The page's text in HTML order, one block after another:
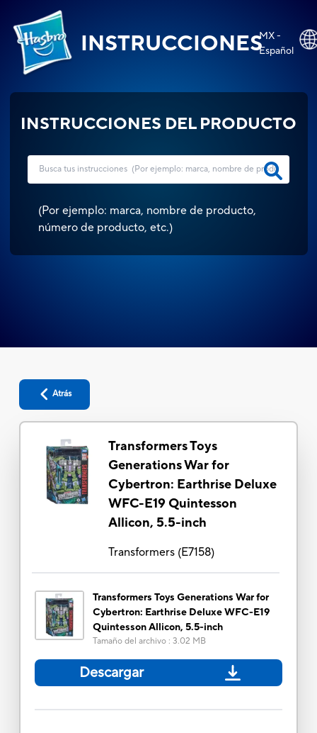
INSTRUCCIONESMX -
Español
INSTRUCCIONES DEL PRODUCTO
(Por ejemplo: marca, nombre de producto,
número de producto, etc.)
Atrás
Transformers Toys
Generations War for
Cybertron: Earthrise Deluxe
WFC-E19 Quintesson
Allicon, 5.5-inch
Transformers(E7158)
Transformers Toys Generations War for
Cybertron: Earthrise Deluxe WFC-E19
Quintesson Allicon, 5.5-inch
Tamaño del archivo: 3.02 MB
Descargar